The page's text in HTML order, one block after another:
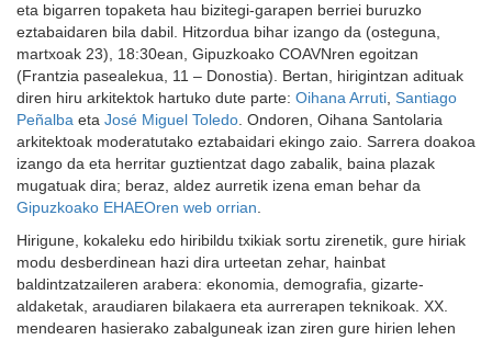
eta bigarren topaketa hau bizitegi-garapen berriei buruzko
eztabaidaren bila dabil. Hitzordua bihar izango da (osteguna,
martxoak 23), 18:30ean, Gipuzkoako COAVNren egoitzan
(Frantzia pasealekua, 11 – Donostia). Bertan, hirigintzan adituak
diren hiru arkitektok hartuko dute parte: Oihana Arruti Santiago
Peñalba eta José Miguel Toledo . Ondoren, Oihana Santolaria
arkitektoak moderatutako eztabaidari ekingo zaio. Sarrera doakoa
izango da eta herritar guztientzat dago zabalik, baina plazak
mugatuak dira; beraz, aldez aurretik izena eman behar da
Gipuzkoako EHAEOren web orrian
Hirigune, kokaleku edo hiribildu txikiak sortu zirenetik, gure hiriak
modu desberdinean hazi dira urteetan zehar, hainbat
baldintzatzaileren arabera: ekonomia, demografia, gizarte-
aldaketak, araudiaren bilakaera eta aurrerapen teknikoak. XX.
mendearen hasierako zabalguneak izan ziren gure hirien lehen